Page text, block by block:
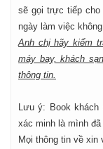
sẽ gọi trực tiếp cho
ngày làm việc
Anh chị hãy kiểm
máy bay, khách
thông tin.
Lưu ý: Book
xác minh là mình đã
Mọi thông tin về xin